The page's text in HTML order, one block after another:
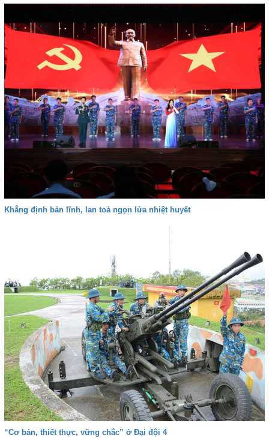
Khẳng định bản lĩnh, lan toả ngọn lửa nhiệt huyết
“Cơ bản, thiết thực, vững chắc” ở Đại đội 4